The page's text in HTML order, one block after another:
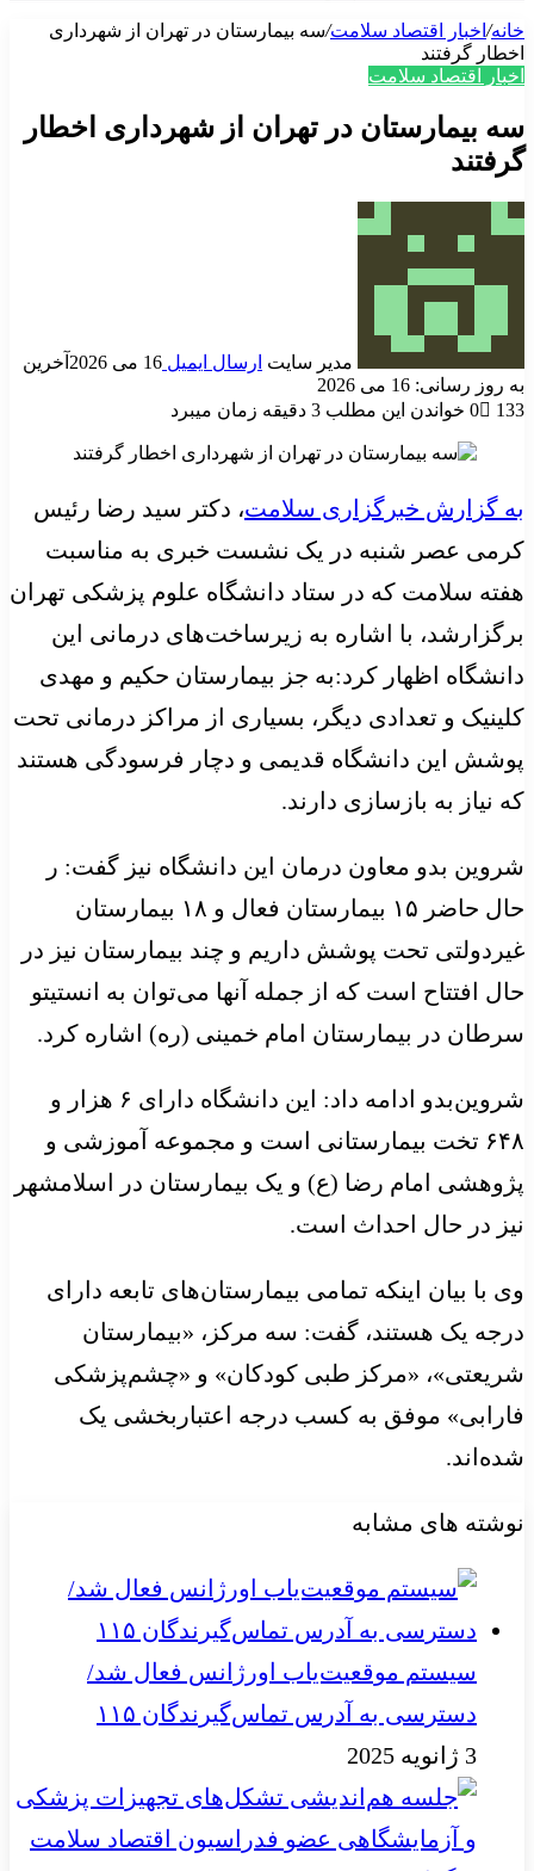
خانه/ اخبار اقتصاد سلامت/سه بیمارستان در تهران از شهرداری
اخطار گرفتند
اخبار اقتصاد سلامت
سه بیمارستان در تهران از شهرداری اخطار
گرفتند
مدیر سایت ارسال ایمیل 16 می 2026
آخرین
به روز رسانی: 16 می 2026
0
133 خواندن این مطلب 3 دقیقه زمان میبرد
به گزارش خبرگزاری سلامت، دکتر سید رضا رئیس
کرمی عصر شنبه در یک نشست خبری به مناسبت
هفته سلامت که در ستاد دانشگاه علوم پزشکی تهران
برگزارشد، با اشاره به زیرساخت‌های درمانی این
دانشگاه اظهار کرد:به جز بیمارستان حکیم و مهدی
کلینیک و تعدادی دیگر، بسیاری از مراکز درمانی تحت
پوشش این دانشگاه قدیمی و دچار فرسودگی هستند
که نیاز به بازسازی دارند.
شروین بدو معاون درمان این دانشگاه نیز گفت: ر
حال حاضر ۱۵ بیمارستان فعال و ۱۸ بیمارستان
غیردولتی تحت پوشش داریم و چند بیمارستان نیز در
حال افتتاح است که از جمله آنها می‌توان به انستیتو
سرطان در بیمارستان امام خمینی (ره) اشاره کرد.
شروین‌بدو ادامه داد: این دانشگاه دارای ۶ هزار و
۶۴۸ تخت بیمارستانی است و مجموعه آموزشی و
پژوهشی امام رضا (ع) و یک بیمارستان در اسلامشهر
نیز در حال احداث است.
وی با بیان اینکه تمامی بیمارستان‌های تابعه دارای
درجه یک هستند، گفت: سه مرکز، «بیمارستان
شریعتی»، «مرکز طبی کودکان» و «چشم‌پزشکی
فارابی» موفق به کسب درجه اعتباربخشی یک
شده‌اند.
نوشته های مشابه
سیستم موقعیت‌یاب اورژانس فعال شد/
دسترسی به آدرس تماس‌گیرندگان ۱۱۵
3 ژانویه 2025